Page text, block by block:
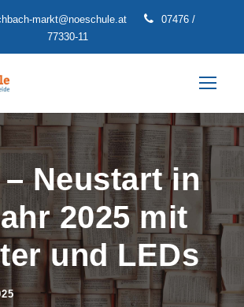
markt@noeschule.at
07476 /
77330-11
– Neustart in
2025 mit
und LEDs